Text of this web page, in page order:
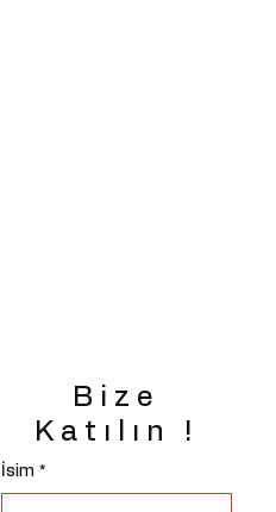
Bize
Katılın !
İsim *